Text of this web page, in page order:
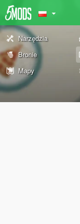
Narzędzia
Bronie
Mapy